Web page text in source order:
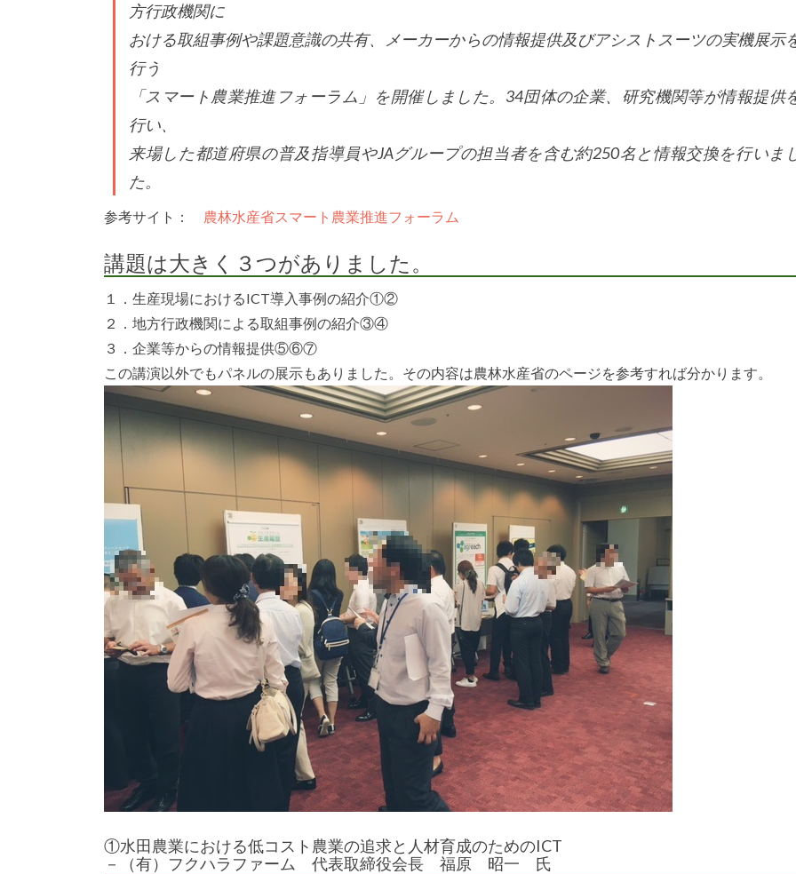
方行政機関に
おける取組事例や課題意識の共有、メーカーからの情報提供及びアシストスーツの実機展示
行う
「スマート農業推進フォーラム」を開催しました。34団体の企業、研究機関等が情報提供
行い、
来場した都道府県の普及指導員やJAグループの担当者を含む約250名と情報交換を行いま
た。
参考サイト： 農林水産省スマート農業推進フォーラム
講題は大きく３つがありました。
１．生産現場におけるICT導入事例の紹介①②
２．地方行政機関による取組事例の紹介③④
３．企業等からの情報提供⑤⑥⑦
この講演以外でもパネルの展示もありました。その内容は農林水産省のページを参考すれば分かります。
①水田農業における低コスト農業の追求と人材育成のためのICT
－（有）フクハラファーム 代表取締役会長 福原 昭一 氏